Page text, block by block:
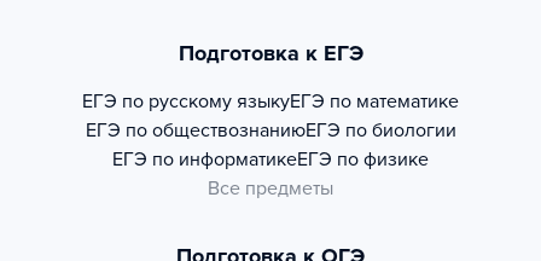
Подготовка к ЕГЭ
ЕГЭ по русскому языкуЕГЭ по математике
ЕГЭ по обществознаниюЕГЭ по биологии
ЕГЭ по информатикеЕГЭ по физике
Все предметы